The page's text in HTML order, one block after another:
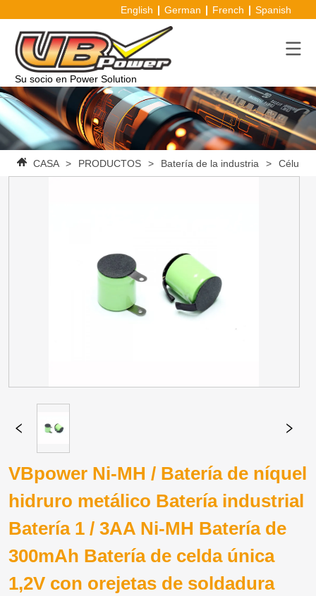
English German French Spanish
Su socio en Power Solution
CASA > PRODUCTOS > Batería de la industria > Célula
VBpower Ni-MH / Batería de níquel
hidruro metálico Batería industrial
Batería 1 / 3AA Ni-MH Batería de
300mAh Batería de celda única
1,2V con orejetas de soldadura